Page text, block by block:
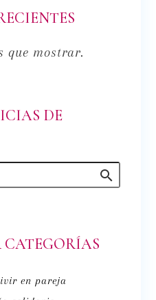
que mostrar.
DE
en pareja